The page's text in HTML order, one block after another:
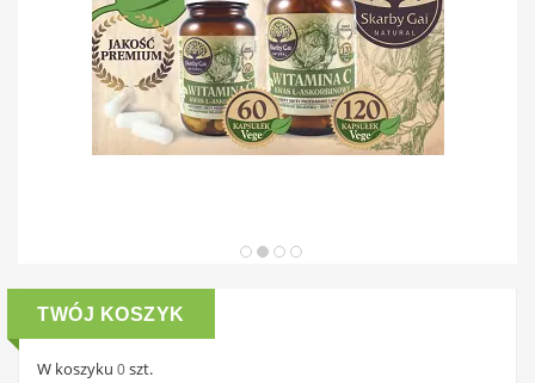
TWÓJ KOSZYK
W koszyku 0 szt.